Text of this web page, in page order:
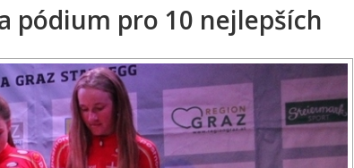
pódium pro 10 nejlepších